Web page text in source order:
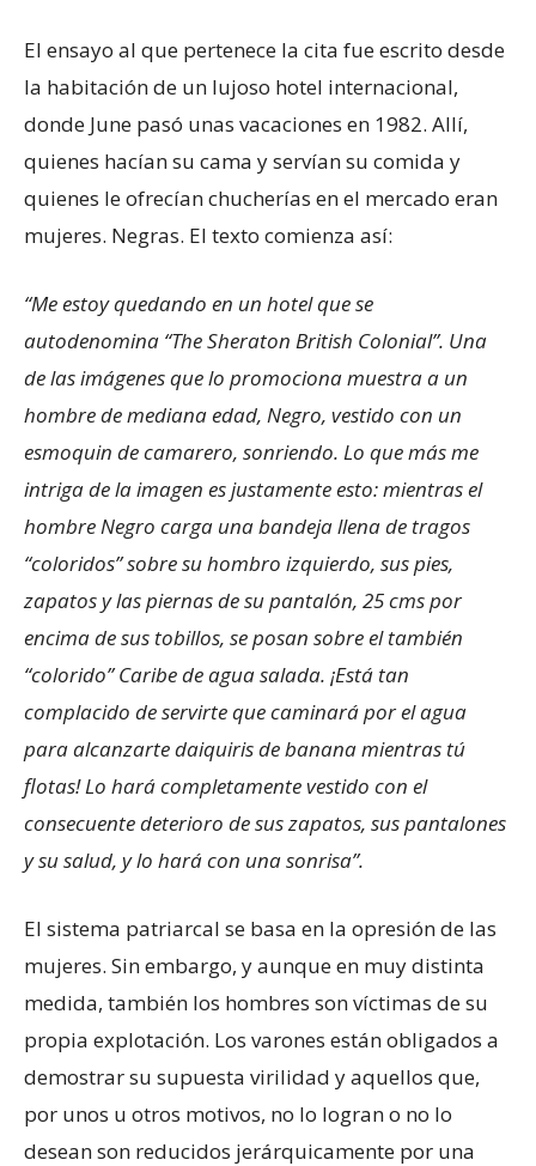
El ensayo al que pertenece la cita fue escrito desde
la habitación de un lujoso hotel internacional,
donde June pasó unas vacaciones en 1982. Allí,
quienes hacían su cama y servían su comida y
quienes le ofrecían chucherías en el mercado eran
mujeres. Negras. El texto comienza así:
“Me estoy quedando en un hotel que se
autodenomina “The Sheraton British Colonial”. Una
de las imágenes que lo promociona muestra a un
hombre de mediana edad, Negro, vestido con un
esmoquin de camarero, sonriendo. Lo que más me
intriga de la imagen es justamente esto: mientras el
hombre Negro carga una bandeja llena de tragos
“coloridos” sobre su hombro izquierdo, sus pies,
zapatos y las piernas de su pantalón, 25 cms por
encima de sus tobillos, se posan sobre el también
“colorido” Caribe de agua salada. ¡Está tan
complacido de servirte que caminará por el agua
para alcanzarte daiquiris de banana mientras tú
flotas! Lo hará completamente vestido con el
consecuente deterioro de sus zapatos, sus pantalones
y su salud, y lo hará con una sonrisa”.
El sistema patriarcal se basa en la opresión de las
mujeres. Sin embargo, y aunque en muy distinta
medida, también los hombres son víctimas de su
propia explotación. Los varones están obligados a
demostrar su supuesta virilidad y aquellos que,
por unos u otros motivos, no lo logran o no lo
desean son reducidos jerárquicamente por una